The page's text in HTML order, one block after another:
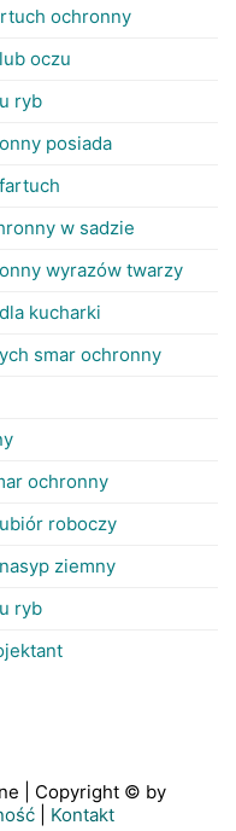
ochronny
oczu
ryb
posiada
w sadzie
wyrazów twarzy
kucharki
smar ochronny
ochronny
roboczy
ziemny
ryb
| Copyright © by
Kontakt